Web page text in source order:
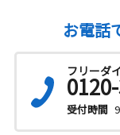
お電話
フリーダ
受付時間